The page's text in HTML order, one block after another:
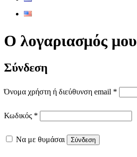
Ο λογαριασμός μου
Σύνδεση
Όνομα χρήστη ή διεύθυνση email *
Κωδικός *
Να με θυμάσαι Σύνδεση